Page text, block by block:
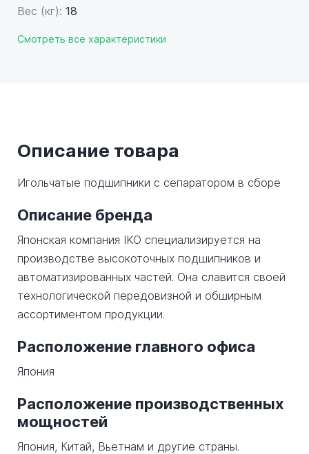
Вес (кг): 18
Смотреть все характеристики
Описание товара
Игольчатые подшипники с сепаратором в сборе
Описание бренда
Японская компания IKO специализируется на
производстве высокоточных подшипников и
автоматизированных частей. Она славится своей
технологической передовизной и обширным
ассортиментом продукции.
Расположение главного офиса
Япония
Расположение производственных
мощностей
Япония, Китай, Вьетнам и другие страны.